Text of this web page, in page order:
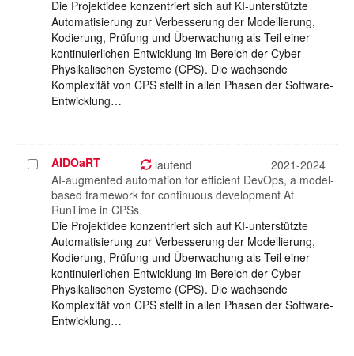
Die Projektidee konzentriert sich auf KI-unterstützte
Automatisierung zur Verbesserung der Modellierung,
Kodierung, Prüfung und Überwachung als Teil einer
kontinuierlichen Entwicklung im Bereich der Cyber-
Physikalischen Systeme (CPS). Die wachsende
Komplexität von CPS stellt in allen Phasen der Software-
Entwicklung…
Projekt
auswählen
AIDOaRT laufend
2021-2024
AI-augmented automation for efficient DevOps, a model-
based framework for continuous development At
RunTime in CPSs
Die Projektidee konzentriert sich auf KI-unterstützte
Automatisierung zur Verbesserung der Modellierung,
Kodierung, Prüfung und Überwachung als Teil einer
kontinuierlichen Entwicklung im Bereich der Cyber-
Physikalischen Systeme (CPS). Die wachsende
Komplexität von CPS stellt in allen Phasen der Software-
Entwicklung…